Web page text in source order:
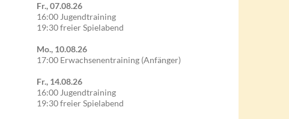
Fr., 07.08.26
16:00 Jugendtraining
19:30 freier Spielabend
Mo., 10.08.26
17:00 Erwachsenentraining (Anfänger)
Fr., 14.08.26
16:00 Jugendtraining
19:30 freier Spielabend